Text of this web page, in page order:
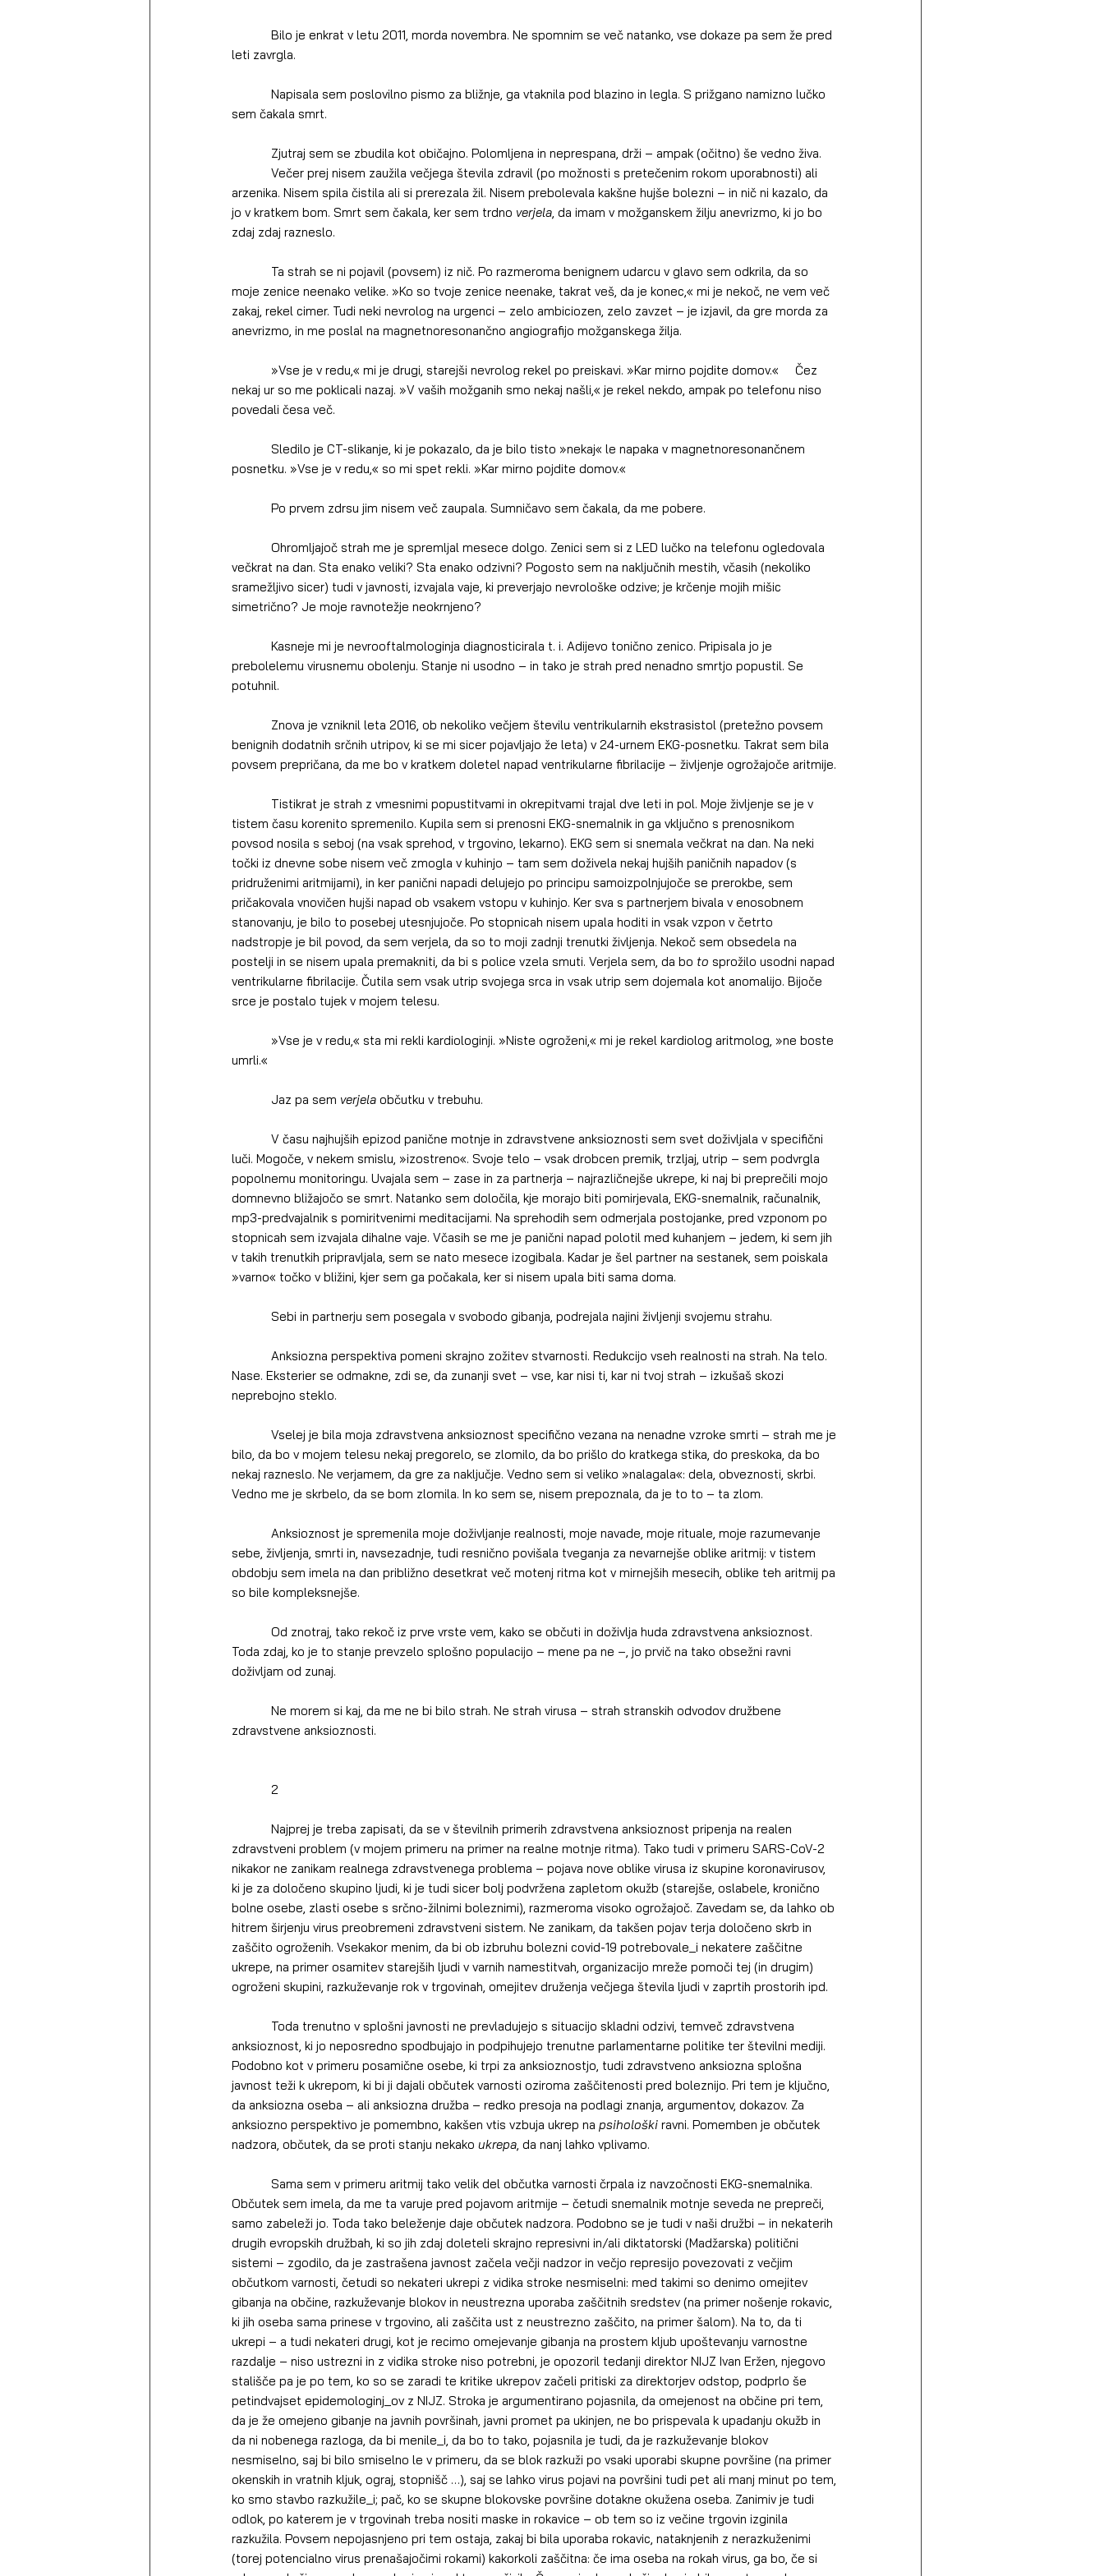
Bilo je enkrat v letu 2011, morda novembra. Ne spomnim se več natanko, vse dokaze pa sem že pred
leti zavrgla.
sem čakala smrt.
            Zjutraj sem se zbudila kot običajno. Polomljena in neprespana, drži – ampak (očitno) še vedno živa.
arzenika. Nisem spila čistila ali si prerezala žil. Nisem prebolevala kakšne hujše bolezni – in nič ni kazalo, da
jo v kratkem bom. Smrt sem čakala, ker sem trdno verjela, da imam v možganskem žilju anevrizmo, ki jo bo
zdaj zdaj razneslo.
moje zenice neenako velike. »Ko so tvoje zenice neenake, takrat veš, da je konec,« mi je nekoč, ne vem več
zakaj, rekel cimer. Tudi neki nevrolog na urgenci – zelo ambiciozen, zelo zavzet – je izjavil, da gre morda za
anevrizmo, in me poslal na magnetnoresonančno angiografijo možganskega žilja.
nekaj ur so me poklicali nazaj. »V vaših možganih smo nekaj našli,« je rekel nekdo, ampak po telefonu niso
povedali česa več.
posnetku. »Vse je v redu,« so mi spet rekli. »Kar mirno pojdite domov.«
            Po prvem zdrsu jim nisem več zaupala. Sumničavo sem čakala, da me pobere.
večkrat na dan. Sta enako veliki? Sta enako odzivni? Pogosto sem na naključnih mestih, včasih (nekoliko
sramežljivo sicer) tudi v javnosti, izvajala vaje, ki preverjajo nevrološke odzive; je krčenje mojih mišic
simetrično? Je moje ravnotežje neokrnjeno?
prebolelemu virusnemu obolenju. Stanje ni usodno – in tako je strah pred nenadno smrtjo popustil. Se
potuhnil.
benignih dodatnih srčnih utripov, ki se mi sicer pojavljajo že leta) v 24-urnem EKG-posnetku. Takrat sem bila
povsem prepričana, da me bo v kratkem doletel napad ventrikularne fibrilacije – življenje ogrožajoče aritmije.
tistem času korenito spremenilo. Kupila sem si prenosni EKG-snemalnik in ga vključno s prenosnikom
povsod nosila s seboj (na vsak sprehod, v trgovino, lekarno). EKG sem si snemala večkrat na dan. Na neki
točki iz dnevne sobe nisem več zmogla v kuhinjo – tam sem doživela nekaj hujših paničnih napadov (s
pridruženimi aritmijami), in ker panični napadi delujejo po principu samoizpolnjujoče se prerokbe, sem
pričakovala vnovičen hujši napad ob vsakem vstopu v kuhinjo. Ker sva s partnerjem bivala v enosobnem
stanovanju, je bilo to posebej utesnjujoče. Po stopnicah nisem upala hoditi in vsak vzpon v četrto
nadstropje je bil povod, da sem verjela, da so to moji zadnji trenutki življenja. Nekoč sem obsedela na
postelji in se nisem upala premakniti, da bi s police vzela smuti. Verjela sem, da bo to sprožilo usodni napad
ventrikularne fibrilacije. Čutila sem vsak utrip svojega srca in vsak utrip sem dojemala kot anomalijo. Bijoče
srce je postalo tujek v mojem telesu.
umrli.«
            Jaz pa sem
verjela občutku v trebuhu.
luči. Mogoče, v nekem smislu, »izostreno«. Svoje telo – vsak drobcen premik, trzljaj, utrip – sem podvrgla
popolnemu monitoringu. Uvajala sem – zase in za partnerja – najrazličnejše ukrepe, ki naj bi preprečili mojo
domnevno bližajočo se smrt. Natanko sem določila, kje morajo biti pomirjevala, EKG-snemalnik, računalnik,
mp3-predvajalnik s pomiritvenimi meditacijami. Na sprehodih sem odmerjala postojanke, pred vzponom po
stopnicah sem izvajala dihalne vaje. Včasih se me je panični napad polotil med kuhanjem – jedem, ki sem jih
v takih trenutkih pripravljala, sem se nato mesece izogibala. Kadar je šel partner na sestanek, sem poiskala
»varno« točko v bližini, kjer sem ga počakala, ker si nisem upala biti sama doma.
            Sebi in partnerju sem posegala v svobodo gibanja, podrejala najini življenji svojemu strahu.
Nase. Eksterier se odmakne, zdi se, da zunanji svet – vse, kar nisi ti, kar ni tvoj strah – izkušaš skozi
neprebojno steklo.
bilo, da bo v mojem telesu nekaj pregorelo, se zlomilo, da bo prišlo do kratkega stika, do preskoka, da bo
nekaj razneslo. Ne verjamem, da gre za naključje. Vedno sem si veliko »nalagala«: dela, obveznosti, skrbi.
Vedno me je skrbelo, da se bom zlomila. In ko sem se, nisem prepoznala, da je to to – ta zlom.
sebe, življenja, smrti in, navsezadnje, tudi resnično povišala tveganja za nevarnejše oblike aritmij: v tistem
obdobju sem imela na dan približno desetkrat več motenj ritma kot v mirnejših mesecih, oblike teh aritmij pa
so bile kompleksnejše.
Toda zdaj, ko je to stanje prevzelo splošno populacijo – mene pa ne –, jo prvič na tako obsežni ravni
doživljam od zunaj.
zdravstvene anksioznosti.
            2
zdravstveni problem (v mojem primeru na primer na realne motnje ritma). Tako tudi v primeru SARS-CoV-2
nikakor ne zanikam realnega zdravstvenega problema – pojava nove oblike virusa iz skupine koronavirusov,
ki je za določeno skupino ljudi, ki je tudi sicer bolj podvržena zapletom okužb (starejše, oslabele, kronično
bolne osebe, zlasti osebe s srčno-žilnimi boleznimi), razmeroma visoko ogrožajoč. Zavedam se, da lahko ob
hitrem širjenju virus preobremeni zdravstveni sistem. Ne zanikam, da takšen pojav terja določeno skrb in
zaščito ogroženih. Vsekakor menim, da bi ob izbruhu bolezni covid-19 potrebovale_i nekatere zaščitne
ukrepe, na primer osamitev starejših ljudi v varnih namestitvah, organizacijo mreže pomoči tej (in drugim)
ogroženi skupini, razkuževanje rok v trgovinah, omejitev druženja večjega števila ljudi v zaprtih prostorih ipd.
anksioznost, ki jo neposredno spodbujajo in podpihujejo trenutne parlamentarne politike ter številni mediji.
Podobno kot v primeru posamične osebe, ki trpi za anksioznostjo, tudi zdravstveno anksiozna splošna
javnost teži k ukrepom, ki bi ji dajali občutek varnosti oziroma zaščitenosti pred boleznijo. Pri tem je ključno,
da anksiozna oseba – ali anksiozna družba – redko presoja na podlagi znanja, argumentov, dokazov. Za
anksiozno perspektivo je pomembno, kakšen vtis vzbuja ukrep na psihološki ravni. Pomemben je občutek
nadzora, občutek, da se proti stanju nekako ukrepa, da nanj lahko vplivamo.
Občutek sem imela, da me ta varuje pred pojavom aritmije – četudi snemalnik motnje seveda ne prepreči,
samo zabeleži jo. Toda tako beleženje daje občutek nadzora. Podobno se je tudi v naši družbi – in nekaterih
drugih evropskih družbah, ki so jih zdaj doleteli skrajno represivni in/ali diktatorski (Madžarska) politični
sistemi – zgodilo, da je zastrašena javnost začela večji nadzor in večjo represijo povezovati z večjim
občutkom varnosti, četudi so nekateri ukrepi z vidika stroke nesmiselni: med takimi so denimo omejitev
gibanja na občine, razkuževanje blokov in neustrezna uporaba zaščitnih sredstev (na primer nošenje rokavic,
ki jih oseba sama prinese v trgovino, ali zaščita ust z neustrezno zaščito, na primer šalom). Na to, da ti
ukrepi – a tudi nekateri drugi, kot je recimo omejevanje gibanja na prostem kljub upoštevanju varnostne
razdalje – niso ustrezni in z vidika stroke niso potrebni, je opozoril tedanji direktor NIJZ Ivan Eržen, njegovo
stališče pa je po tem, ko so se zaradi te kritike ukrepov začeli pritiski za direktorjev odstop, podprlo še
petindvajset epidemologinj_ov z NIJZ. Stroka je argumentirano pojasnila, da omejenost na občine pri tem,
da je že omejeno gibanje na javnih površinah, javni promet pa ukinjen, ne bo prispevala k upadanju okužb in
da ni nobenega razloga, da bi menile_i, da bo to tako, pojasnila je tudi, da je razkuževanje blokov
nesmiselno, saj bi bilo smiselno le v primeru, da se blok razkuži po vsaki uporabi skupne površine (na primer
okenskih in vratnih kljuk, ograj, stopnišč …), saj se lahko virus pojavi na površini tudi pet ali manj minut po tem,
ko smo stavbo razkužile_i; pač, ko se skupne blokovske površine dotakne okužena oseba. Zanimiv je tudi
odlok, po katerem je v trgovinah treba nositi maske in rokavice – ob tem so iz večine trgovin izginila
razkužila. Povsem nepojasnjeno pri tem ostaja, zakaj bi bila uporaba rokavic, nataknjenih z nerazkuženimi
(torej potencialno virus prenašajočimi rokami) kakorkoli zaščitna: če ima oseba na rokah virus, ga bo, če si